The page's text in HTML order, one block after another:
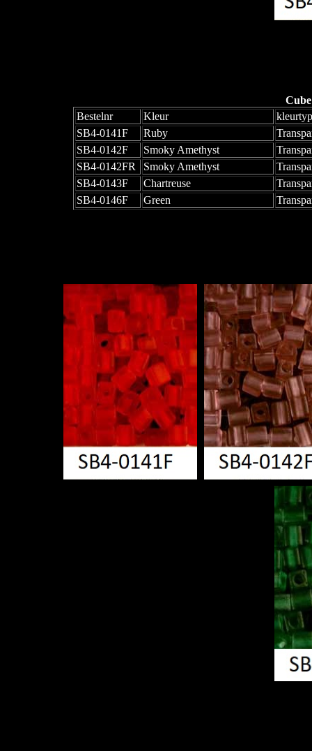
Bestelnr
Kleur
SB4-0141F
Ruby
SB4-0142F
Smoky Amethyst
SB4-0142FR
Smoky Amethyst
SB4-0143F
Chartreuse
SB4-0146F
Green